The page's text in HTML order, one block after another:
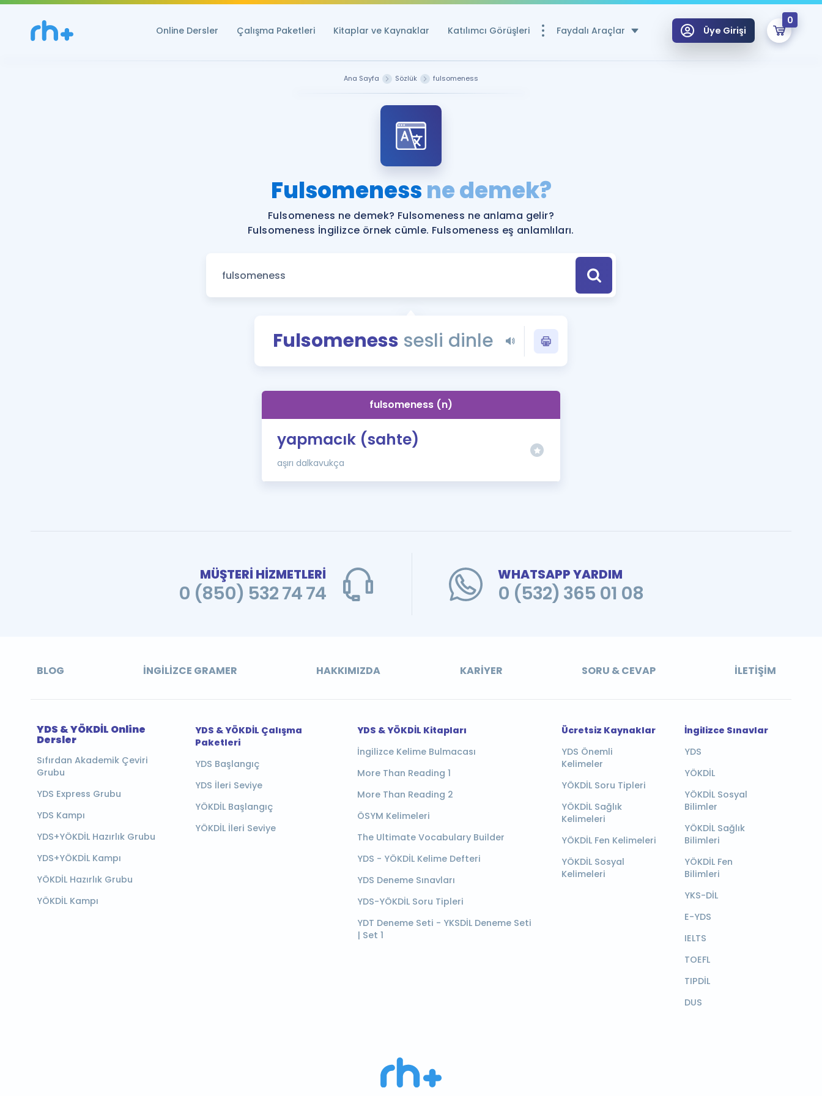
Online Dersler Çalışma Paketleri Kitaplar ve Kaynaklar Katılımcı Görüşleri Faydalı Araçlar
Ücretsiz Kaynaklar
YDS ve YÖKDİL Puan Hesaplama Aracı
YDS ve YÖKDİL'e Hazırlananlar için Öneriler
Tüm ÖSYM Sınavları Tek Takvimde
Blog
YDS - YÖKDİL Tüm Sınavlarla İlgili Haberler
İngilizce Gramer
Üye Girişi
0
Remzi Hoca ile seni sınava hazırlayacak onlarca eğitim seni bekliyor!
Ana Sayfa Sözlük fulsomeness
Fulsomenessne demek?
Fulsomeness ne demek? Fulsomeness ne anlama gelir?
Fulsomeness İngilizce örnek cümle. Fulsomeness eş anlamlıları.
Fulsomeness sesli dinle
fulsomeness (n)
yapmacık (sahte)
aşırı dalkavukça
MÜŞTERİ HİZMETLERİ
0 (850) 532 74 74
WHATSAPP YARDIM
0 (532) 365 01 08
BLOG İNGILIZCE GRAMER HAKKIMIZDA KARIYER SORU & CEVAP İLETIŞIM
YDS & YÖKDİL Online
Dersler
Sıfırdan Akademik Çeviri
Grubu
YDS Express Grubu
YDS Kampı
YDS+YÖKDİL Hazırlık Grubu
YDS+YÖKDİL Kampı
YÖKDİL Hazırlık Grubu
YÖKDİL Kampı
YDS & YÖKDİL Çalışma
Paketleri
YDS Başlangıç
YDS İleri Seviye
YÖKDİL Başlangıç
YÖKDİL İleri Seviye
YDS & YÖKDİL Kitapları
İngilizce Kelime Bulmacası
More Than Reading 1
More Than Reading 2
ÖSYM Kelimeleri
The Ultimate Vocabulary Builder
YDS - YÖKDİL Kelime Defteri
YDS Deneme Sınavları
YDS-YÖKDİL Soru Tipleri
YDT Deneme Seti - YKSDİL Deneme Seti
| Set 1
Ücretsiz Kaynaklar
YDS Önemli
Kelimeler
YÖKDİL Soru Tipleri
YÖKDİL Sağlık
Kelimeleri
YÖKDİL Fen Kelimeleri
YÖKDİL Sosyal
Kelimeleri
İngilizce Sınavlar
YDS
YÖKDİL
YÖKDİL Sosyal
Bilimler
YÖKDİL Sağlık
Bilimleri
YÖKDİL Fen
Bilimleri
YKS-DİL
E-YDS
IELTS
TOEFL
TIPDİL
DUS